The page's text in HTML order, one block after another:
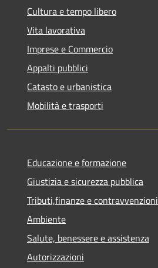
Cultura e tempo libero
Vita lavorativa
Imprese e Commercio
Appalti pubblici
Catasto e urbanistica
Mobilità e trasporti
Educazione e formazione
Giustizia e sicurezza pubblica
Tributi,finanze e contravvenzioni
Ambiente
Salute, benessere e assistenza
Autorizzazioni